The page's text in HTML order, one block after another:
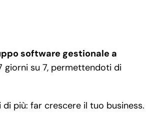
software gestionale a
giorni su 7, permettendoti di
più: far crescere il tuo business.